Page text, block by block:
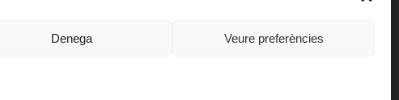
Denega Veure preferències